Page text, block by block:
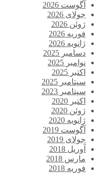
آگوست 2026
جولای 2026
ژوئن 2026
فوریه 2026
ژانویه 2026
دسامبر 2025
نوامبر 2025
اکتبر 2025
سپتامبر 2025
سپتامبر 2023
اکتبر 2020
ژوئن 2020
ژانویه 2020
آگوست 2019
جولای 2019
آوریل 2018
مارس 2018
فوریه 2018